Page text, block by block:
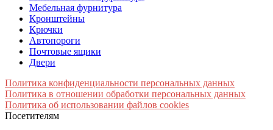
Мебельная фурнитура
Кронштейны
Крючки
Автопороги
Почтовые ящики
Двери
Политика конфиденциальности персональных данных
Политика в отношении обработки персональных данных
Политика об использовании файлов cookies
Посетителям